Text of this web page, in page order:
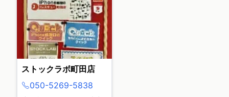
ストックラボ町田店
050-5269-5838